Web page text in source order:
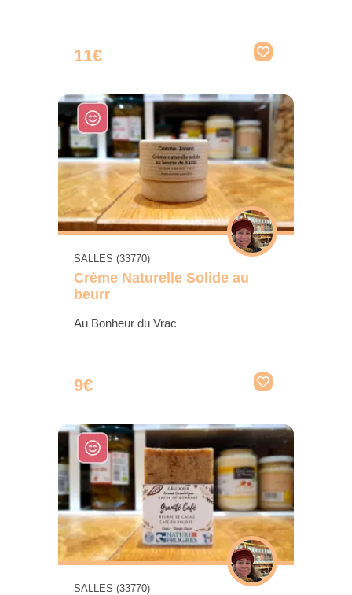
11€
SALLES (33770)
Crème Naturelle Solide au
beurr
Au Bonheur du Vrac
9€
SALLES (33770)